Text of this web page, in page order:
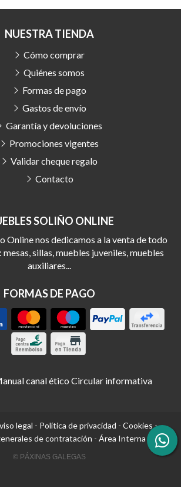
SOLIÑO ONLINE
Online nos dedicamos a la venta de todo
sillas, muebles juveniles, muebles
auxiliares...
FORMAS DE PAGO
NUESTRA TIENDA
Cómo comprar
Quiénes somos
Formas de pago
Gastos de envío
Garantía y devoluciones
Promociones vigentes
Validar cheque regalo
Contacto
canal ético Circular informativa
legal - Política de privacidad - Cookies-
de contratación - Área Interna
© PÁXINAS GALEGAS